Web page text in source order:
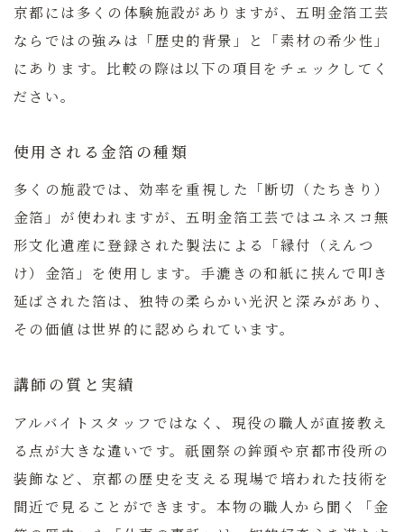
京都には多くの体験施設がありますが、五明金箔工芸
ならではの強みは「歴史的背景」と「素材の希少性」
にあります。比較の際は以下の項目をチェックしてく
ださい。
使用される金箔の種類
多くの施設では、効率を重視した「断切（たちきり）
金箔」が使われますが、五明金箔工芸ではユネスコ無
形文化遺産に登録された製法による
「縁付（えんつ
け）金箔」 を使用します。手漉きの和紙に挟んで叩き
延ばされた箔は、独特の柔らかい光沢と深みがあり、
その価値は世界的に認められています。
講師の質と実績
アルバイトスタッフではなく、現役の職人が直接教え
る点が大きな違いです。祇園祭の鉾頭や京都市役所の
装飾など、京都の歴史を支える現場で培われた技術を
間近で見ることができます。本物の職人から聞く「金